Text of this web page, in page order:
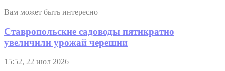
Вам может быть интересно
Ставропольские садоводы пятикратно
увеличили урожай черешни
15:52, 22 июл 2026